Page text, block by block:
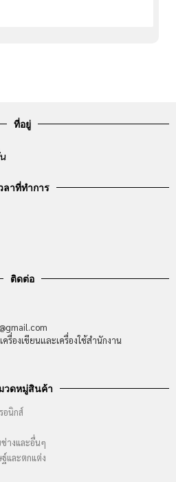
ที่อยู่
ลาที่ทำการ
ติดต่อ
รื่องเขียนและเครื่องใช้สำนักงาน
วดหมู่สินค้า
อนิกส์
างและอื่นๆ
และตกแต่ง